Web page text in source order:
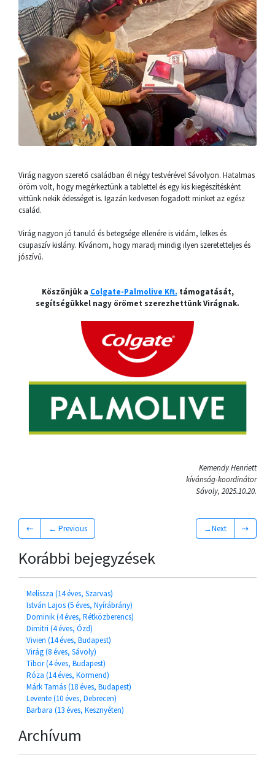
Virág nagyon szerető családban él négy testvérével Sávolyon. Hatalmas
öröm volt, hogy megérkeztünk a tablettel és egy kis kiegészítésként
vittünk nekik édességet is. Igazán kedvesen fogadott minket az egész
család.
Virág nagyon jó tanuló és betegsége ellenére is vidám, lelkes és
csupaszív kislány. Kívánom, hogy maradj mindig ilyen szeretetteljes és
jószívű.
Köszönjük a Colgate-Palmolive Kft. támogatását,
segítségükkel nagy örömet szerezhettünk Virágnak.
Kemendy Henriett
kívánság-koordinátor
Sávoly, 2025.10.20.
⇠ ← Previous →Next ⇢
Korábbi bejegyzések
Melissza (14 éves, Szarvas)
István Lajos (5 éves, Nyírábrány)
Dominik (4 éves, Rétközberencs)
Dimitri (4 éves, Ózd)
Vivien (14 éves, Budapest)
Virág (8 éves, Sávoly)
Tibor (4 éves, Budapest)
Róza (14 éves, Körmend)
Márk Tamás (18 éves, Budapest)
Levente (10 éves, Debrecen)
Barbara (13 éves, Kesznyéten)
Archívum